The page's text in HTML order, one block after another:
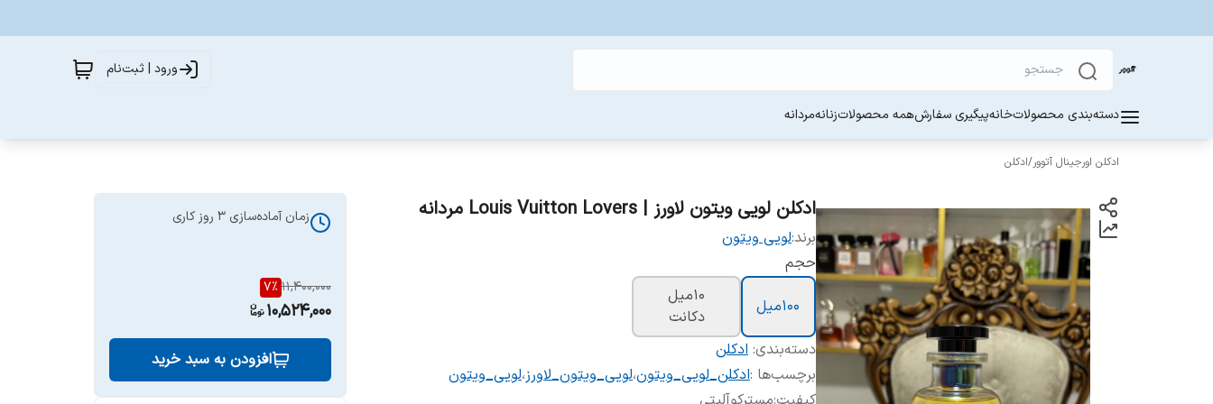
ورود | ثبت‌نام
دسته‌بندی محصولاتخانهپیگیری سفارشهمه محصولاتزنانهمردانه
ادکلن اورجینال آتوور/ادکلن
ادکلن لویی ویتون لاورز | Louis Vuitton Lovers مردانه
برند:لویی ویتون
حجم
100میل
10میل
دکانت
دسته‌بندی: ادکلن
برچسب‌ها :ادکلن_لویی_ویتون،لویی_ویتون_لاورز،لویی_ویتون
زمان آماده‌سازی 3 روز کاری
11,400,000
7%
10,524,000
افزودن به سبد خرید